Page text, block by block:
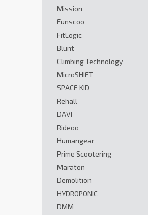
Mission
Funscoo
FitLogic
Blunt
Climbing Technology
MicroSHIFT
SPACE KID
Rehall
DAVI
Rideoo
Humangear
Prime Scootering
Maraton
Demolition
HYDROPONIC
DMM